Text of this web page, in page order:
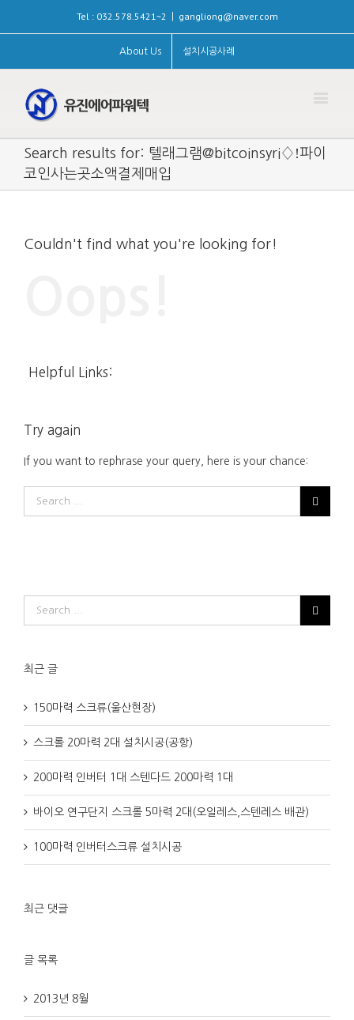
Tel : 032.578.5421~2 gangliong@naver.com
About Us 설치시공사례
Search results for: 텔래그램@bitcoinsyri♢ǃ파이
코인사는곳소액결제매입
Couldn't find what you're looking for!
Helpful Links:
Try again
If you want to rephrase your query, here is your chance:
최근 글
150마력 스크류(울산현장)
스크롤 20마력 2대 설치시공(공항)
200마력 인버터 1대 스텐다드 200마력 1대
바이오 연구단지 스크롤 5마력 2대(오일레스,스텐레스 배관)
100마력 인버터스크류 설치시공
최근 댓글
글 목록
2013년 8월